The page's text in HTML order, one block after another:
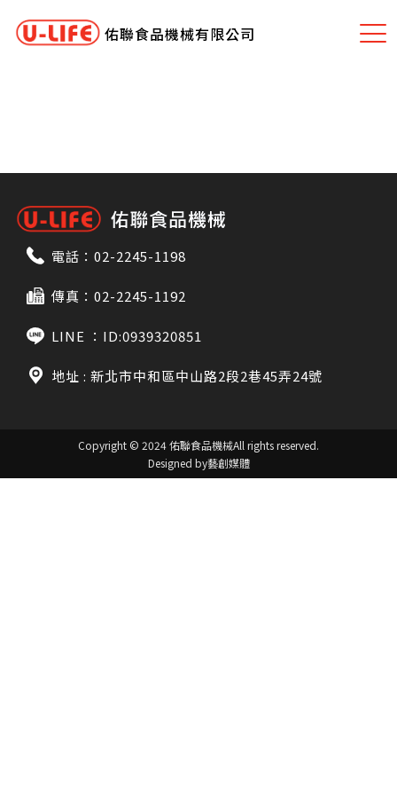
佑聯食品機械有限公司
電話： 02-2245-1198
傳真：02-2245-1192
LINE ： ID:0939320851
地址 : 新北市中和區中山路2段2巷45弄24號
Copyright © 2024 佑聯食品機械All rights reserved.
Designed by藝創媒體